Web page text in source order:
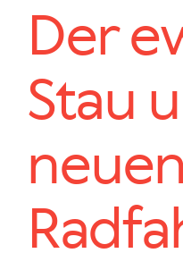
Der
Stau
neuen